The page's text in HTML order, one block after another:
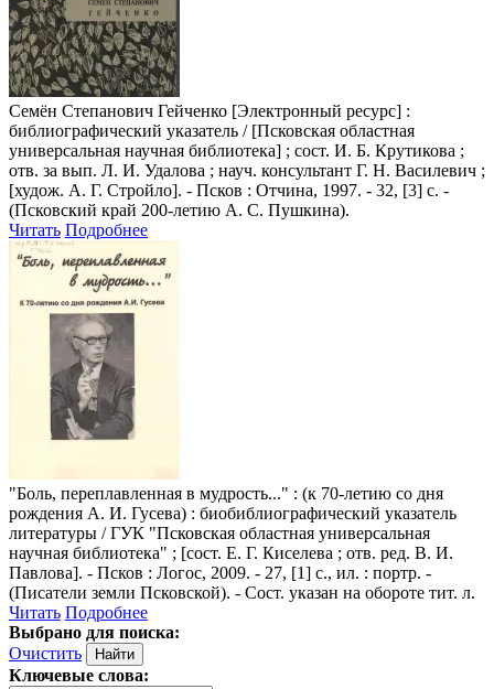
Семён Степанович Гейченко [Электронный ресурс] :
библиографический указатель / [Псковская областная
универсальная научная библиотека] ; сост. И. Б. Крутикова ;
отв. за вып. Л. И. Удалова ; науч. консультант Г. Н. Василевич ;
[худож. А. Г. Стройло]. - Псков : Отчина, 1997. - 32, [3] с. -
(Псковский край 200-летию А. С. Пушкина).
Читать Подробнее
"Боль, переплавленная в мудрость..." : (к 70-летию со дня
рождения А. И. Гусева) : биобиблиографический указатель
литературы / ГУК "Псковская областная универсальная
научная библиотека" ; [сост. Е. Г. Киселева ; отв. ред. В. И.
Павлова]. - Псков : Логос, 2009. - 27, [1] с., ил. : портр. -
(Писатели земли Псковской). - Сост. указан на обороте тит. л.
Читать Подробнее
Выбрано для поиска:
Очистить
Ключевые слова: